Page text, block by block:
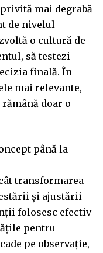
mai degrabă
de nivelul
o cultură de
să testezi
finală. În
mai relevante,
doar o
până la
transformarea
și ajustării
folosesc efectiv
pentru
pe observație,